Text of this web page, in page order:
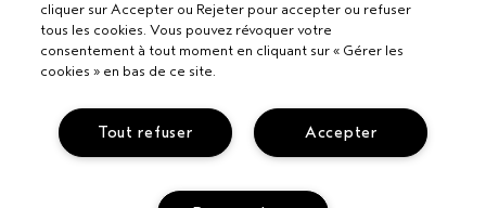
cliquer sur Accepter ou Rejeter pour accepter ou refuser
tous les cookies. Vous pouvez révoquer votre
consentement à tout moment en cliquant sur « Gérer les
cookies » en bas de ce site.
Accepter
Tout refuser